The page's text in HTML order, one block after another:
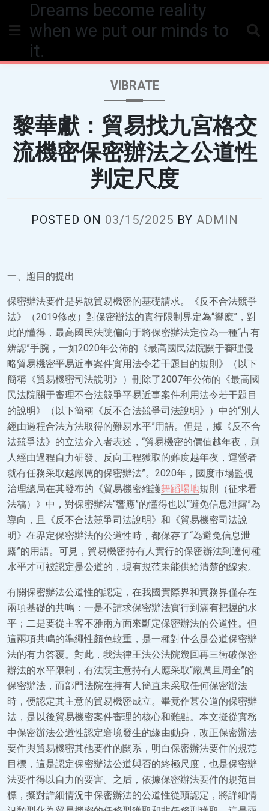
content
Dreams become reality
when we put our minds to
it.
VIBRATE
黎華獻：貿易找九宮格交
流機密保密辦法之公道性
判定尺度
POSTED ON 03/15/2025 BY ADMIN
一、題目的提出
保密辦法要件是界說貿易機密的基礎請求。《反不合法競爭
法》（2019修改）對保密辦法的實行限制界定為“響應”，對
此的懂得，最高國民法院偏向于將保密辦法定位為一種“占有
辨認”手腕，一如2020年公佈的《最高國民法院關于審理侵
略貿易機密平易近事案件實用法令若干題目的規則》（以下
簡稱《貿易機密司法說明》）刪除了2007年公佈的《最高國
民法院關于審理不合法競爭平易近事案件利用法令若干題目
的說明》（以下簡稱《反不合法競爭司法說明》）中的“別人
經由過程合法方法取得的難易水平”用語。但是，據《反不合
法競爭法》的立法介入者表述，“貿易機密的價值越年夜，別
人經由過程自力研發、反向工程獲取的難度越年夜，運營者
就有任務采取越嚴厲的保密辦法”。2020年，國度市場監視
治理總局在其發布的《貿易機密維護舞蹈場地規則（征求看
法稿）》中，對保密辦法“響應”的懂得也以“避免信息泄露”為
導向，且《反不合法競爭司法說明》和《貿易機密司法說
明》在界定保密辦法的公道性時，都保存了“為避免信息泄
露”的用語。可見，貿易機密持有人實行的保密辦法到達何種
水平才可被認定是公道的，現有規范未能供給清楚的線索。
有關保密辦法公道性的認定，在我國實際界和實務界僅存在
兩項基礎的共鳴：一是不請求保密辦法實行到滿有把握的水
平；二是要從主客不雅兩方面來斷定保密辦法的公道性。但
這兩項共鳴的準繩性顏色較重，是一種對什么是公道保密辦
法的有力答覆。對此，我法律王法公法院幾回再三衝破保密
辦法的水平限制，有法院主意持有人應采取“嚴厲且周全”的
保密辦法，而部門法院在持有人簡直未采取任何保密辦法
時，便認定其主意的貿易機密成立。畢竟作甚公道的保密辦
法，是以後貿易機密案件審理的核心和難點。本文擬從實務
中保密辦法公道性認定窘境發生的緣由動身，改正保密辦法
要件與貿易機密其他要件的關系，明白保密辦法要件的規范
目標，這是認定保密辦法公道與否的終極尺度，也是保密辦
法要件得以自力的要害。之后，依據保密辦法要件的規范目
標，擬對詳細情況中保密辦法的公道性從頭認定，將詳細情